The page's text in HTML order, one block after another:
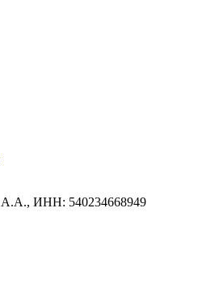
ИНН: 540234668949